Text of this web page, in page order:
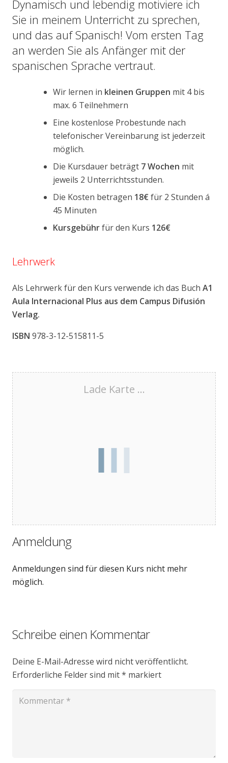
Dynamisch und lebendig motiviere ich
Sie in meinem Unterricht zu sprechen,
und das auf Spanisch! Vom ersten Tag
an werden Sie als Anfänger mit der
spanischen Sprache vertraut.
Wir lernen in kleinen Gruppen mit 4 bis
max. 6 Teilnehmern
Eine kostenlose Probestunde nach
telefonischer Vereinbarung ist jederzeit
möglich.
Die Kursdauer beträgt 7 Wochen mit
jeweils 2 Unterrichtsstunden.
Die Kosten betragen 18€für 2 Stunden á
45 Minuten
Kursgebührfür den Kurs 126€
Lehrwerk
Als Lehrwerk für den Kurs verwende ich das Buch A1
Aula Internacional Plus aus dem Campus Difusión
Verlag.
ISBN 978-3-12-515811-5
Lade Karte ...
Anmeldung
Anmeldungen sind für diesen Kurs nicht mehr
möglich.
Schreibe einen Kommentar
Deine E-Mail-Adresse wird nicht veröffentlicht.
Erforderliche Felder sind mit* markiert